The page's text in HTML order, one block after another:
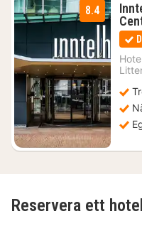
8.4
Reservera ett